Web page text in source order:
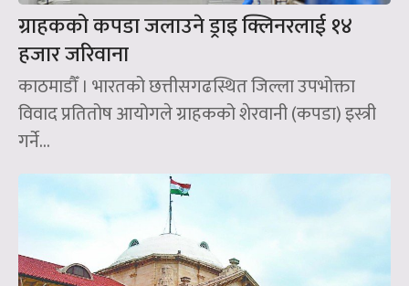
ग्राहकको कपडा जलाउने ड्राइ क्लिनरलाई १४
हजार जरिवाना
काठमाडौँ । भारतको छत्तीसगढस्थित जिल्ला उपभोक्ता
विवाद प्रतितोष आयोगले ग्राहकको शेरवानी (कपडा) इस्त्री
गर्ने...